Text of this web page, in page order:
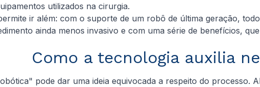
utilizados na cirurgia.
ir além: com o suporte de um robô de última geração,
ainda menos invasivo e com uma série de benefícios,
Como a tecnologia auxilia
pode dar uma ideia equivocada a respeito do processo.